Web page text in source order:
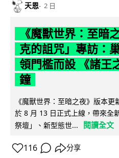
天恩 2 日
《魔獸世界：至暗
克的詛咒」專訪：
領門檻而設 《諸王
鐘
《魔獸世界：至暗之夜》版本
於 8 月 13 日正式上線，帶來全
祭壇」、新型態世...
閱讀全文
116 分享